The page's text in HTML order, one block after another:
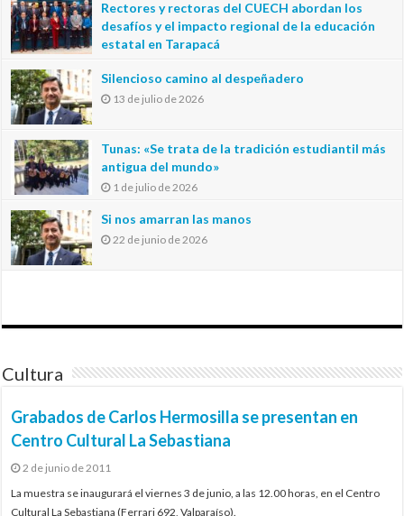
Rectores y rectoras del CUECH abordan los
desafíos y el impacto regional de la educación
estatal en Tarapacá
Silencioso camino al despeñadero
13 de julio de 2026
Tunas: «Se trata de la tradición estudiantil más
antigua del mundo»
1 de julio de 2026
Si nos amarran las manos
22 de junio de 2026
Cultura
Grabados de Carlos Hermosilla se presentan en
Centro Cultural La Sebastiana
2 de junio de 2011
La muestra se inaugurará el viernes 3 de junio, a las 12.00 horas, en el Centro
Cultural La Sebastiana (Ferrari 692, Valparaíso).